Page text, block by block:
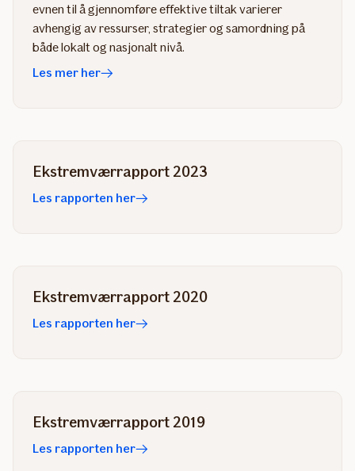
evnen til å gjennomføre effektive tiltak varierer
avhengig av ressurser, strategier og samordning på
både lokalt og nasjonalt nivå.
Les mer her
Ekstremværrapport 2023
Les rapporten her
Ekstremværrapport 2020
Les rapporten her
Ekstremværrapport 2019
Les rapporten her